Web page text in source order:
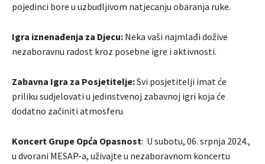
pojedinci bore u uzbudljivom natjecanju obaranja ruke.
Igra iznenađenja za Djecu: Neka vaši najmlađi dožive
nezaboravnu radost kroz posebne igre i aktivnosti.
Zabavna Igra za Posjetitelje:Svi posjetitelji imat će
priliku sudjelovati u jedinstvenoj zabavnoj igri koja će
dodatno začiniti atmosferu
Koncert Grupe Opća Opasnost: U subotu, 06. srpnja 2024.,
u dvorani MESAP-a, uživajte u nezaboravnom koncertu